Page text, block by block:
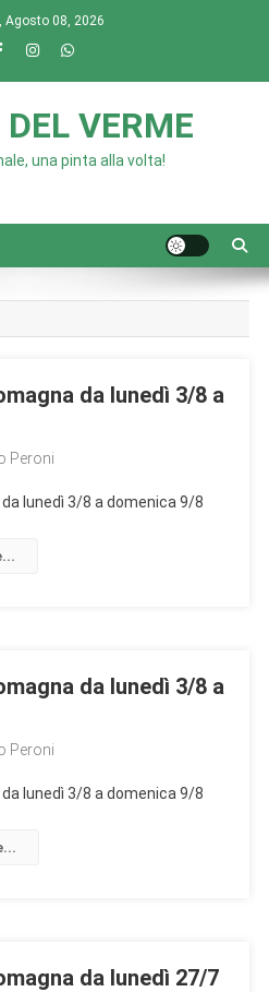
Agosto 08, 2026
VERME
una pinta alla volta!
da lunedì 3/8 a
Peroni
lunedì 3/8 a domenica 9/8
da lunedì 3/8 a
Peroni
lunedì 3/8 a domenica 9/8
da lunedì 27/7